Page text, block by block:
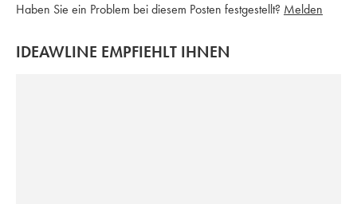
Haben Sie ein Problem bei diesem Posten festgestellt? Melden
IDEAWLINE EMPFIEHLT IHNEN